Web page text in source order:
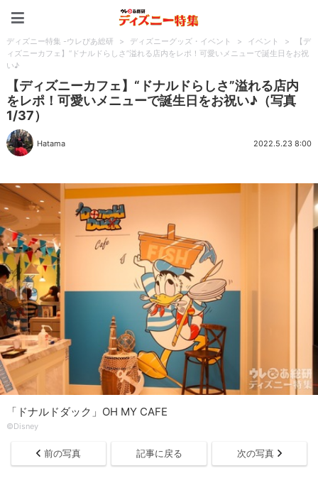
ディズニー特集 -ウレぴあ総研 > ディズニーグッズ・イベント > イベント >
【デ
ィズニーカフェ】“ドナルドらしさ”溢れる店内をレポ！可愛いメニューで誕生日をお祝
い♪
【ディズニーカフェ】“ドナルドらしさ”溢れる店内
をレポ！可愛いメニューで誕生日をお祝い♪（写真
1/37）
Hatama 2022.5.23 8:00
「ドナルドダック」OH MY CAFE
©Disney
前の写真 記事に戻る 次の写真